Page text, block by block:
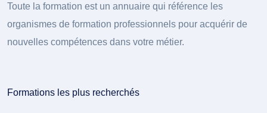
Toute la formation est un annuaire qui référence les
organismes de formation professionnels pour acquérir de
nouvelles compétences dans votre métier.
Formations les plus recherchés